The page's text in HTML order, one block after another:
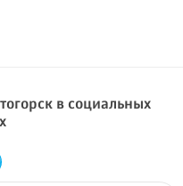
в социальных